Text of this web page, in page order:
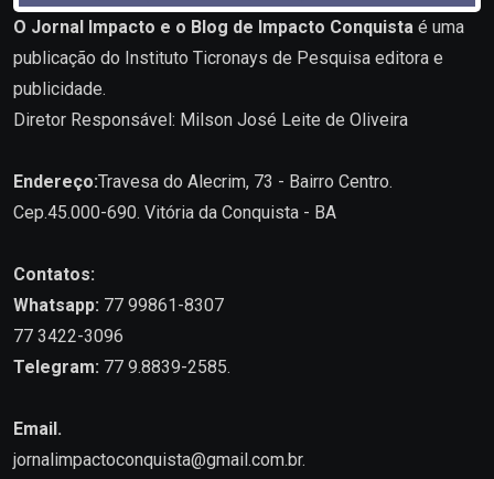
O Jornal Impacto e o Blog de Impacto Conquista é uma
publicação do Instituto Ticronays de Pesquisa editora e
publicidade.
Diretor Responsável: Milson José Leite de Oliveira
Endereço:Travesa do Alecrim, 73 - Bairro Centro.
Cep.45.000-690. Vitória da Conquista - BA
Contatos:
Whatsapp: 77 99861-8307
77 3422-3096
Telegram: 77 9.8839-2585.
Email.
jornalimpactoconquista@gmail.com.br.